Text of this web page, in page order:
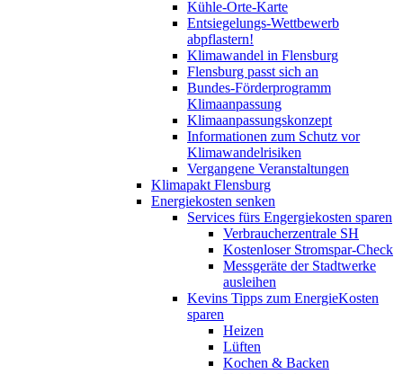
Kühle-Orte-Karte
Entsiegelungs-Wettbewerb
abpflastern!
Klimawandel in Flensburg
Flensburg passt sich an
Bundes-Förderprogramm
Klimaanpassung
Klimaanpassungskonzept
Informationen zum Schutz vor
Klimawandelrisiken
Vergangene Veranstaltungen
Klimapakt Flensburg
Energiekosten senken
Services fürs Engergiekosten sparen
Verbraucherzentrale SH
Kostenloser Stromspar-Check
Messgeräte der Stadtwerke
ausleihen
Kevins Tipps zum EnergieKosten
sparen
Heizen
Lüften
Kochen & Backen